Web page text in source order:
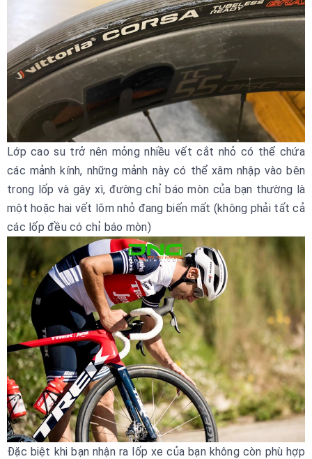
Lớp cao su trở nên mỏng nhiều vết cắt nhỏ có thể chứa
các mảnh kính, những mảnh này có thể xâm nhập vào bên
trong lốp và gây xì, đường chỉ báo mòn của bạn thường là
một hoặc hai vết lõm nhỏ đang biến mất (không phải tất cả
các lốp đều có chỉ báo mòn)
Đặc biệt khi bạn nhận ra lốp xe của bạn không còn phù hợp